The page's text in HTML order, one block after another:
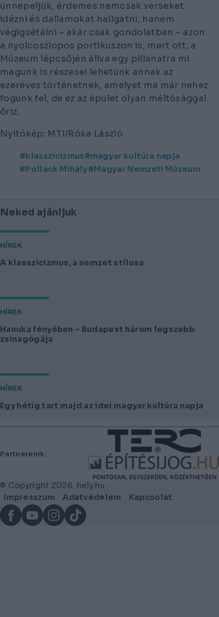
ünnepeljük, érdemes nemcsak verseket
idézni és dallamokat hallgatni, hanem
végigsétálni – akár csak gondolatban – azon
a nyolcoszlopos portikuszon is, mert ott, a
Múzeum lépcsőjén állva egy pillanatra mi
magunk is részesei lehetünk annak az
ezeréves történetnek, amelyet ma már nehez
fogunk fel, de ez az épület olyan méltósággal
őriz.
Nyitókép: MTI/Róka László
klasszicizmus
magyar kultúra napja
Pollack Mihály
Magyar Nemzeti Múzeum
Neked ajánljuk
HÍREK
A klasszicizmus, a nemzet stílusa
HÍREK
Hanuka fényében – Budapest három legszebb
zsinagógája
HÍREK
Egy hétig tart majd az idei magyar kultúra napja
Lábléc
Partnereink:
© Copyright 2026. hely.hu
Lábléc
menü
Impresszum Adatvédelem
Kapcsolat
FacebookYouTubeInstagram